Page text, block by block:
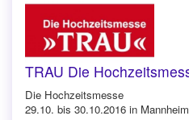
TRAU Die
Die Hochzeitsmesse
29.10. bis 30.10.2016 in Mannheim